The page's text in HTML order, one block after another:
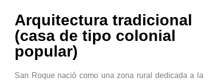
Arquitectura tradicional
(casa de tipo colonial
popular)
San Roque nació como una zona rural dedicada a la